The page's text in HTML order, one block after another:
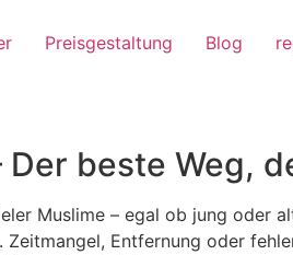
Preisgestaltung Blog
beste Weg,
Muslime – egal ob jung oder
Entfernung oder